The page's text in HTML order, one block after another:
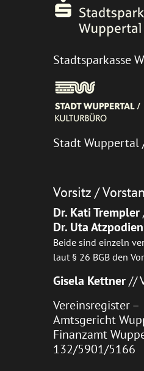
Stadtsparkasse
Stadt
Vorsitz /
Dr. Kati Trempler
Dr. Uta Atzpodien
Beide sind einzeln
laut § 26 BGB den
Gisela Kettner//
Vereinsregister –
Amtsgericht
Finanzamt
132/5901/5166